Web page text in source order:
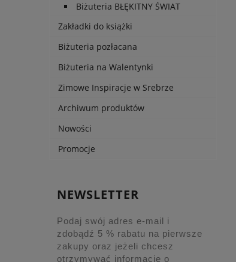
Biżuteria BŁĘKITNY ŚWIAT
Zakładki do książki
Biżuteria pozłacana
Biżuteria na Walentynki
Zimowe Inspiracje w Srebrze
Archiwum produktów
Nowości
Promocje
NEWSLETTER
Podaj swój adres e-mail i
zdobądź 5 % rabatu na pierwsze
zakupy oraz jeżeli chcesz
otrzymywać informacje o